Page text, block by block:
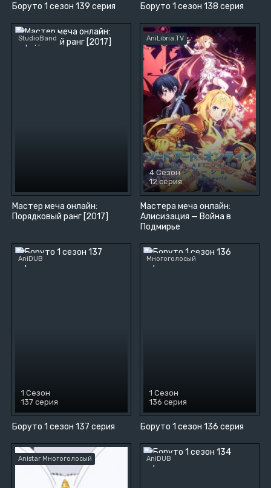
Боруто 1 сезон 139 серия Боруто 1 сезон 138 серия
Мастер меча онлайн:
Порядковый ранг [2017]
StudioBand
Мастера меча онлайн:
Алисизация — Война в
Подмирье
AniLibria.TV
4 Сезон
12 серия
Боруто 1 сезон 137 серия
AniDUB
1 Сезон
137 серия
Боруто 1 сезон 136 серия
Многоголосый
1 Сезон
136 серия
Anistar Многоголосый AniDUB